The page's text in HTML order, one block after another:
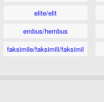
elite/elit
embus/hembus
faksimile/faksimili/faksimil